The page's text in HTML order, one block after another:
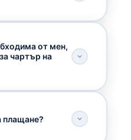
от мен,
чартър на
плащане?